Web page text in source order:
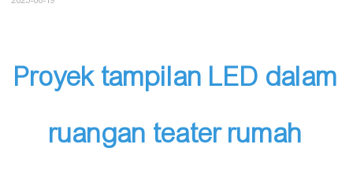
Proyek tampilan LED dalam
ruangan teater rumah